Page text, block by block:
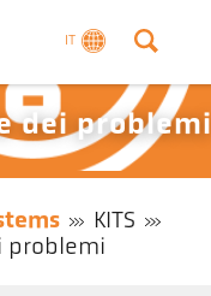
IT
dei problemi
KITS
problemi